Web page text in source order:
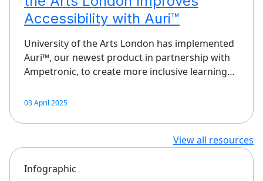
Accessibility with Auri™
University of the Arts London has implemented
Auri™, our newest product in partnership with
Ampetronic, to create more inclusive learning…
03 April 2025
View all resources
Infographic